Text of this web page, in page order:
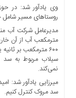
برگه
نمونه
تعرفه
درباره
چند
وی یادآور شد: در
روستاهای مسیر
مترمکعب آب از آن
۶۰۰ مترمکعب بر
سیلاب مربوط به سد
نمی‌کند.
میرزایی یادآور شد:
سد مروک کنترل کنیم.